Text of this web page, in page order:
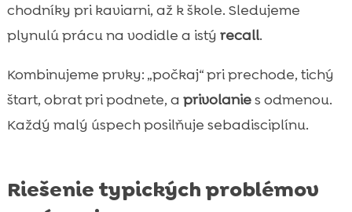
chodníky pri kaviarni, až k škole. Sledujeme
plynulú prácu na vodidle a istý recall.
Kombinujeme prvky: „počkaj“ pri prechode, tichý
štart, obrat pri podnete, a privolanies odmenou.
Každý malý úspech posilňuje sebadisciplínu.
Riešenie typických problémov